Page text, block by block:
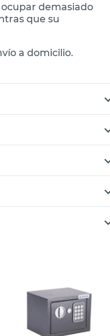
demasiado
que su
a domicilio.